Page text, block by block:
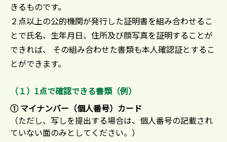
きるものです。
​２点以上の公的機関が発行した証明書を組み合わせるこ
とで氏名、生年月日、住所及び顔写真を証明することが
できれば、 その組み合わせた書類も本人確認証とするこ
とができます。​
（１）1点で確認できる書類（例）
① マイナンバー（個人番号）カード
（ただし、写しを提出する場合は、個人番号の記載され
ていない面のみとしてください。）